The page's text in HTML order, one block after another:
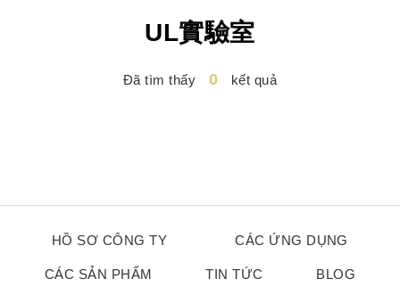
UL實驗室
Đã tìm thấy 0 kết quả
HỒ SƠ CÔNG TY CÁC ỨNG DỤNG
CÁC SẢN PHẨM TIN TỨC BLOG